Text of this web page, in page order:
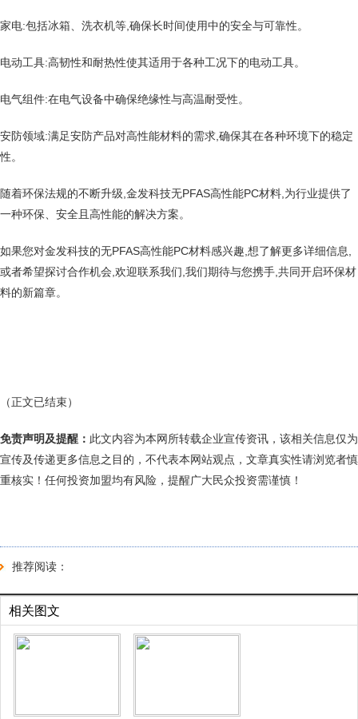
家电:包括冰箱、洗衣机等,确保长时间使用中的安全与可靠性。
电动工具:高韧性和耐热性使其适用于各种工况下的电动工具。
电气组件:在电气设备中确保绝缘性与高温耐受性。
安防领域:满足安防产品对高性能材料的需求,确保其在各种环境下的稳定
性。
随着环保法规的不断升级,金发科技无PFAS高性能PC材料,为行业提供了
一种环保、安全且高性能的解决方案。
如果您对金发科技的无PFAS高性能PC材料感兴趣,想了解更多详细信息,
或者希望探讨合作机会,欢迎联系我们,我们期待与您携手,共同开启环保材
料的新篇章。
（正文已结束）
免责声明及提醒： 此文内容为本网所转载企业宣传资讯，该相关信息仅为
宣传及传递更多信息之目的，不代表本网站观点，文章真实性请浏览者慎
重核实！任何投资加盟均有风险，提醒广大民众投资需谨慎！
推荐阅读：
相关图文